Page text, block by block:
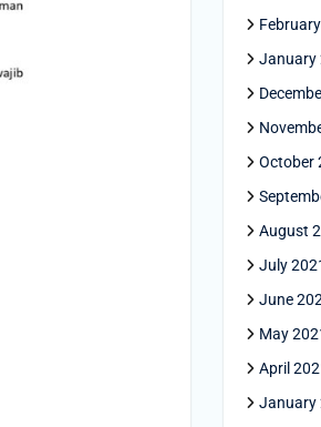
January
October
August
July
June
May
April
January